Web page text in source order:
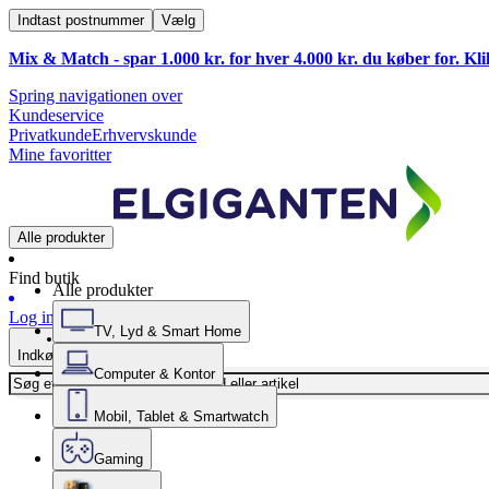
Indtast postnummer Vælg
Mix & Match - spar 1.000 kr. for hver 4.000 kr. du køber for.
Spring navigationen over
Kundeservice
PrivatkundeErhvervskunde
Mine favoritter
Alle produkter
Find butik
Log ind
Indkøbskurv
Alle produkter
TV, Lyd & Smart Home
Computer & Kontor
Mobil, Tablet & Smartwatch
Gaming